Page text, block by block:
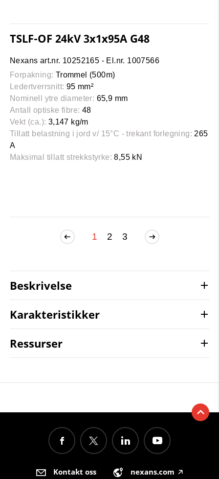
TSLF-OF 24kV 3x1x95A G48
Nexans art.nr. 10252165 - El.nr. 1007566
Forpakning: Trommel (500m)
Ledertverrsnitt: 95 mm²
Nominell ytre diameter: 65,9 mm
Antall optiske fibre: 48
Vekt (ca.): 3,147 kg/m
Tillatt belastning i jord v/ 15°C - trekant forlegning: 265
A
Maksimal tillatt strekkstyrke: 8,55 kN
1 2 3
Beskrivelse
Karakteristikker
Ressurser
Kontakt oss nexans.com 🡥